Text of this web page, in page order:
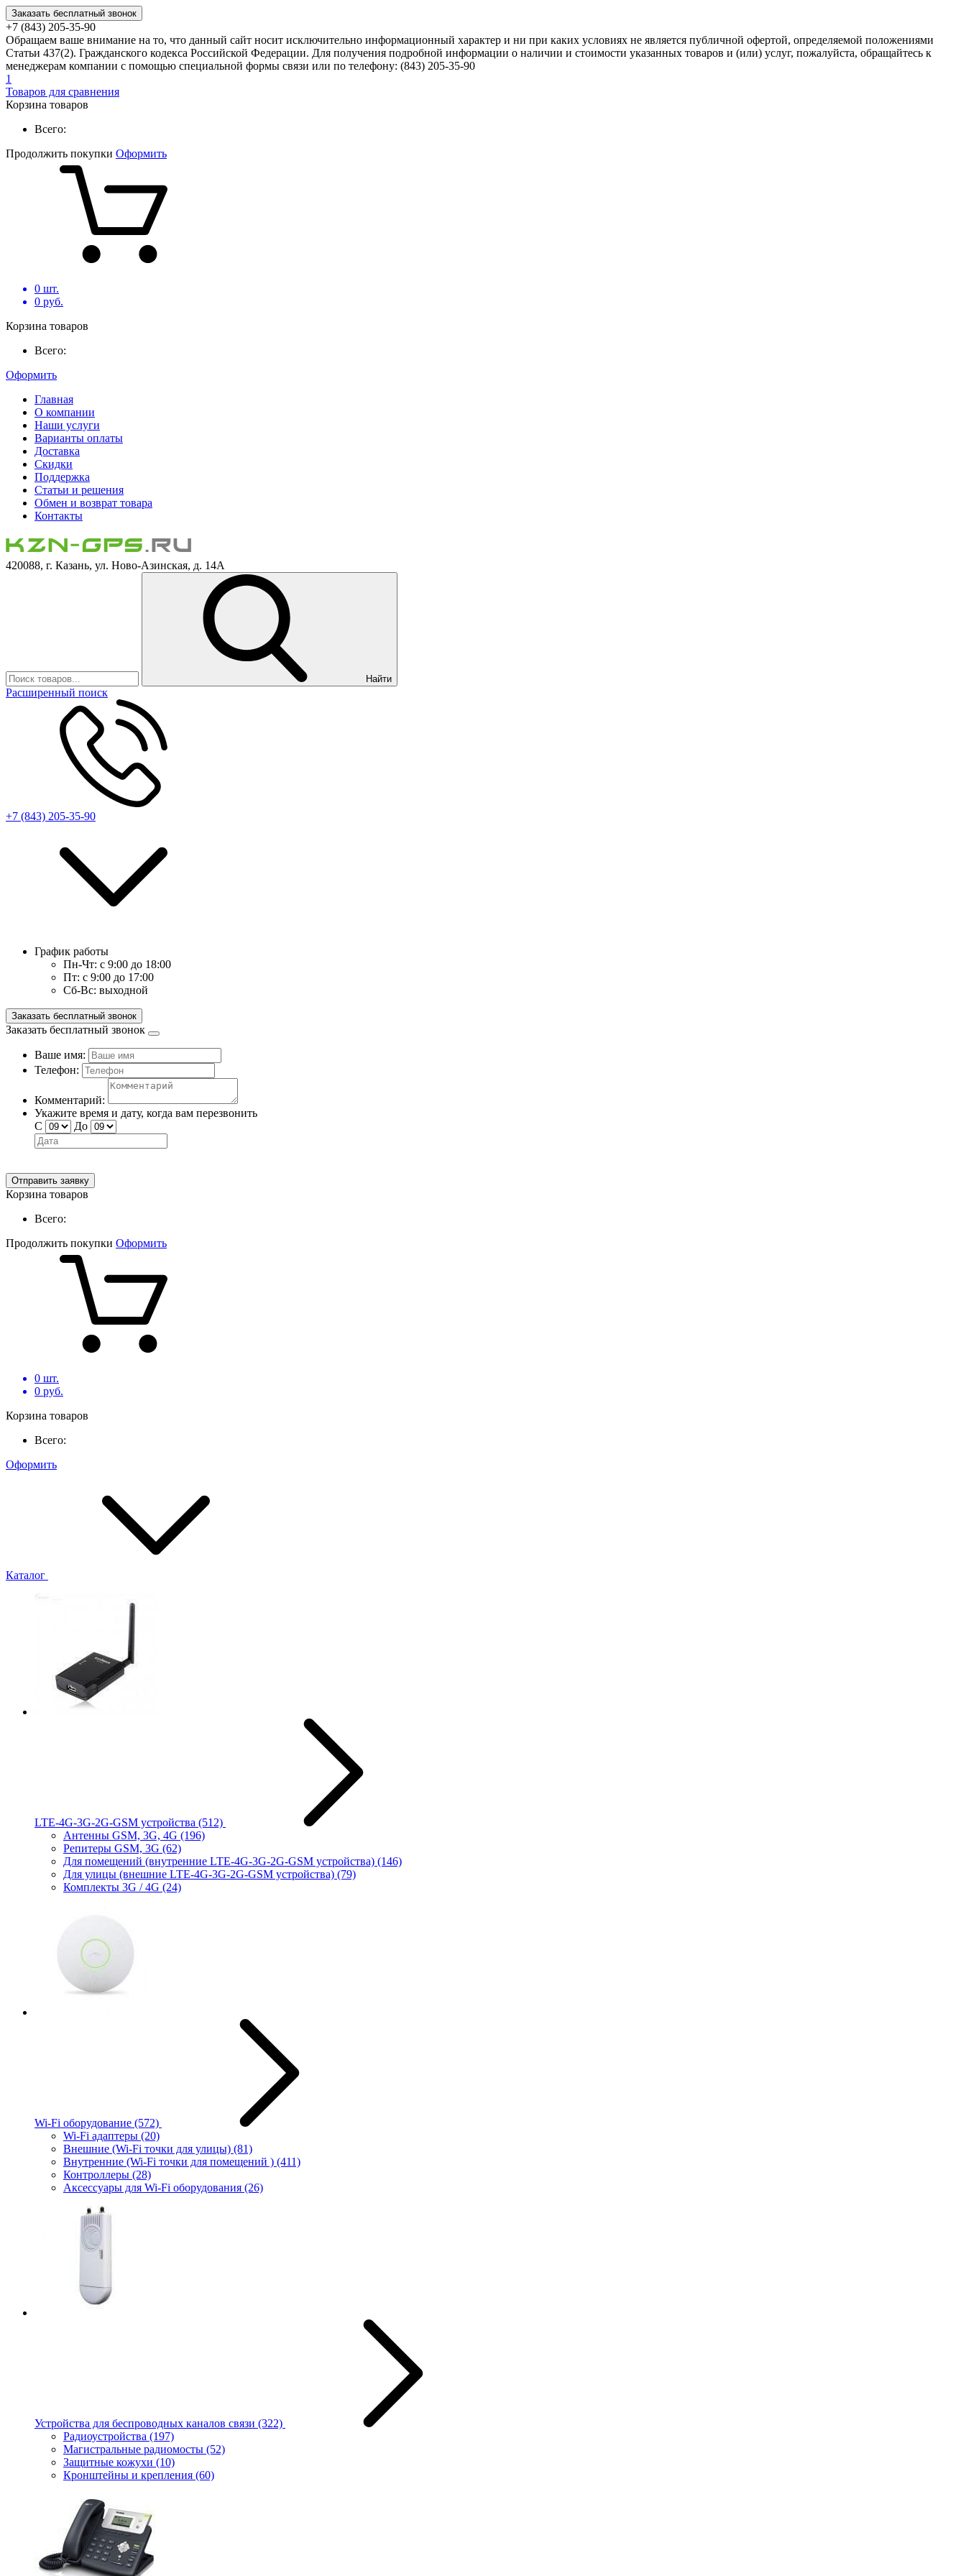
Заказать бесплатный звонок
+7 (843) 205-35-90
Обращаем ваше внимание на то, что данный сайт носит исключительно информационный характер и ни при каких условиях не является публичной офертой, определяемой положениями
Статьи 437(2). Гражданского кодекса Российской Федерации. Для получения подробной информации о наличии и стоимости указанных товаров и (или) услуг, пожалуйста, обращайтесь к
менеджерам компании с помощью специальной формы связи или по телефону: (843) 205-35-90
1
Товаров для сравнения
Корзина товаров
Всего:
Продолжить покупки Оформить
0 шт.
0 руб.
Корзина товаров
Всего:
Оформить
Главная
О компании
Наши услуги
Варианты оплаты
Доставка
Скидки
Поддержка
Статьи и решения
Обмен и возврат товара
Контакты
420088, г. Казань, ул. Ново-Азинская, д. 14А
Найти
Расширенный поиск
+7 (843) 205-35-90
График работы
Пн-Чт: с 9:00 до 18:00
Пт: с 9:00 до 17:00
Сб-Вс: выходной
Заказать бесплатный звонок
Заказать бесплатный звонок
Ваше имя:
Телефон:
Комментарий:
Укажите время и дату, когда вам перезвонить
С
До
Отправить заявку
Корзина товаров
Всего:
Продолжить покупки Оформить
0 шт.
0 руб.
Корзина товаров
Всего:
Оформить
Каталог
LTE-4G-3G-2G-GSM устройства (512)
Антенны GSM, 3G, 4G (196)
Репитеры GSM, 3G (62)
Для помещений (внутренние LTE-4G-3G-2G-GSM устройства) (146)
Для улицы (внешние LTE-4G-3G-2G-GSM устройства) (79)
Комплекты 3G / 4G (24)
Wi-Fi оборудование (572)
Wi-Fi адаптеры (20)
Внешние (Wi-Fi точки для улицы) (81)
Внутренние (Wi-Fi точки для помещений ) (411)
Контроллеры (28)
Аксессуары для Wi-Fi оборудования (26)
Устройства для беспроводных каналов связи (322)
Радиоустройства (197)
Магистральные радиомосты (52)
Защитные кожухи (10)
Кронштейны и крепления (60)